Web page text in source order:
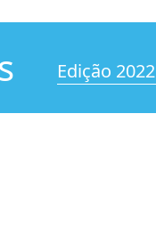
Edição 2022